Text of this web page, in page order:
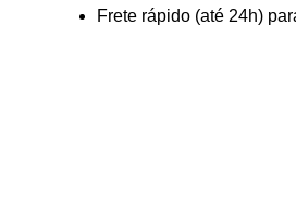
Frete rápido (até 24h)